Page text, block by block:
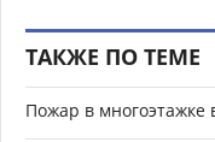
ТАКЖЕ ПО ТЕМЕ
Пожар в многоэтажке